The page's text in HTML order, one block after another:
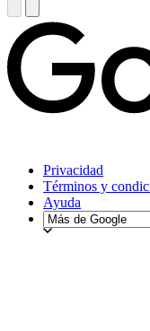
Privacidad
Términos y
Ayuda